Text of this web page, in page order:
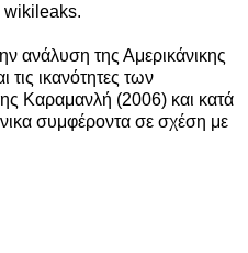
wikileaks.
ανάλυση της Αμερικάνικης
τις ικανότητες των
Καραμανλή (2006) και κατά
συμφέροντα σε σχέση με